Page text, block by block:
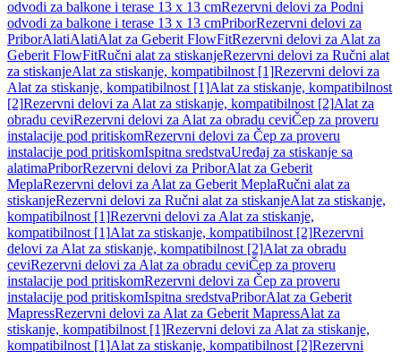
odvodi za balkone i terase 13 x 13 cmRezervni delovi za Podni
odvodi za balkone i terase 13 x 13 cmPriborRezervni delovi za
PriborAlatiAlatiAlat za Geberit FlowFitRezervni delovi za Alat za
Geberit FlowFitRučni alat za stiskanjeRezervni delovi za Ručni alat
za stiskanjeAlat za stiskanje, kompatibilnost [1]Rezervni delovi za
Alat za stiskanje, kompatibilnost [1]Alat za stiskanje, kompatibilnost
[2]Rezervni delovi za Alat za stiskanje, kompatibilnost [2]Alat za
obradu ceviRezervni delovi za Alat za obradu ceviČep za proveru
instalacije pod pritiskomRezervni delovi za Čep za proveru
instalacije pod pritiskomIspitna sredstvaUređaj za stiskanje sa
alatimaPriborRezervni delovi za PriborAlat za Geberit
MeplaRezervni delovi za Alat za Geberit MeplaRučni alat za
stiskanjeRezervni delovi za Ručni alat za stiskanjeAlat za stiskanje,
kompatibilnost [1]Rezervni delovi za Alat za stiskanje,
kompatibilnost [1]Alat za stiskanje, kompatibilnost [2]Rezervni
delovi za Alat za stiskanje, kompatibilnost [2]Alat za obradu
ceviRezervni delovi za Alat za obradu ceviČep za proveru
instalacije pod pritiskomRezervni delovi za Čep za proveru
instalacije pod pritiskomIspitna sredstvaPriborAlat za Geberit
MapressRezervni delovi za Alat za Geberit MapressAlat za
stiskanje, kompatibilnost [1]Rezervni delovi za Alat za stiskanje,
kompatibilnost [1]Alat za stiskanje, kompatibilnost [2]Rezervni